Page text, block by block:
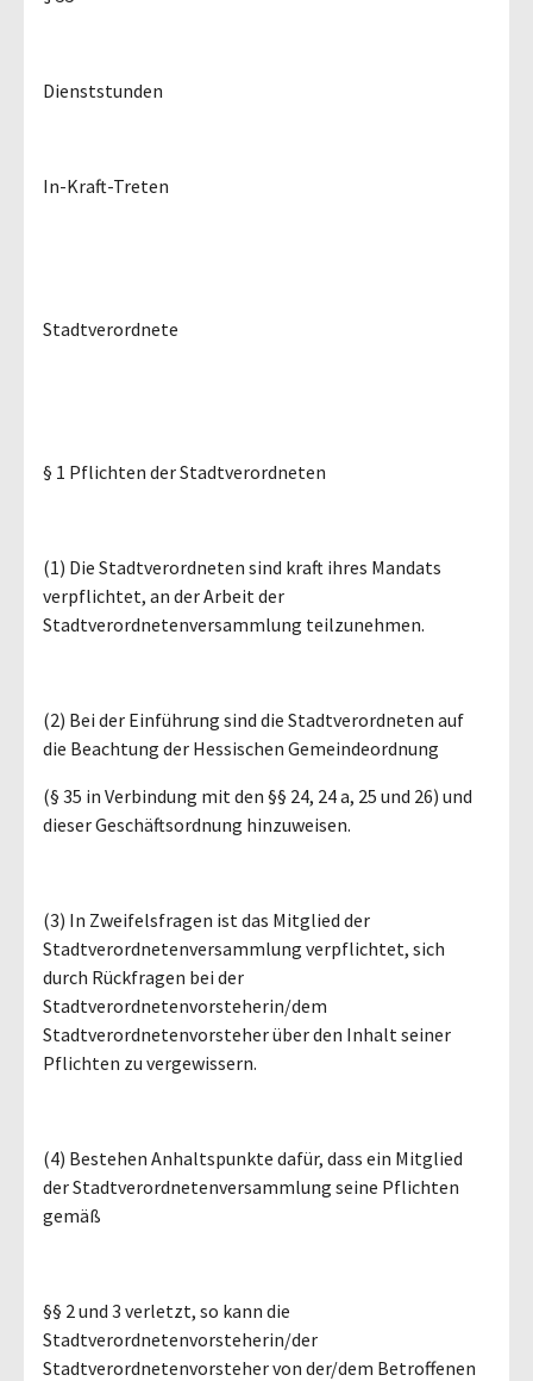
Dienststunden
In-Kraft-Treten
Stadtverordnete
§ 1 Pflichten der Stadtverordneten
(1) Die Stadtverordneten sind kraft ihres Mandats
verpflichtet, an der Arbeit der
Stadtverordnetenversammlung teilzunehmen.
(2) Bei der Einführung sind die Stadtverordneten auf
die Beachtung der Hessischen Gemeindeordnung
(§ 35 in Verbindung mit den §§ 24, 24 a, 25 und 26) und
dieser Geschäftsordnung hinzuweisen.
(3) In Zweifelsfragen ist das Mitglied der
Stadtverordnetenversammlung verpflichtet, sich
durch Rückfragen bei der
Stadtverordnetenvorsteherin/dem
Stadtverordnetenvorsteher über den Inhalt seiner
Pflichten zu vergewissern.
(4) Bestehen Anhaltspunkte dafür, dass ein Mitglied
der Stadtverordnetenversammlung seine Pflichten
gemäß
§§ 2 und 3 verletzt, so kann die
Stadtverordnetenvorsteherin/der
Stadtverordnetenvorsteher von der/dem Betroffenen